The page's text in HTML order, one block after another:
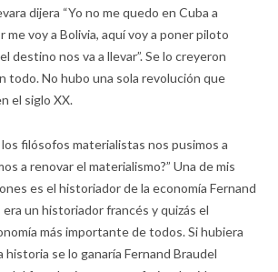
dijera “Yo no me quedo en Cuba a
me voy a Bolivia, aquí voy a poner piloto
destino nos va a llevar”. Se lo creyeron
todo. No hubo una sola revolución que
el siglo XX.
los filósofos materialistas nos pusimos a
a renovar el materialismo?” Una de mis
es el historiador de la economía Fernand
era un historiador francés y quizás el
más importante de todos. Si hubiera
historia se lo ganaría Fernand Braudel